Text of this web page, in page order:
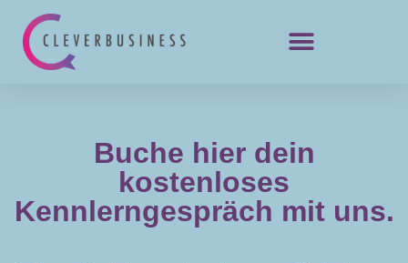
Buche hier dein
kostenloses
Kennlerngespräch mit uns.